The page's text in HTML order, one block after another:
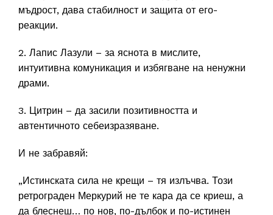
мъдрост, дава стабилност и защита от его-
реакции.
2. Лапис Лазули – за яснота в мислите,
интуитивна комуникация и избягване на ненужни
драми.
3. Цитрин – да засили позитивността и
автентичното себеизразяване.
И не забравяй:
„Истинската сила не крещи – тя излъчва. Този
ретрограден Меркурий не те кара да се криеш, а
да блеснеш… по нов, по-дълбок и по-истинен